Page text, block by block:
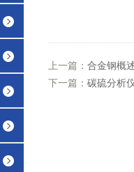
上一篇： 合金钢概
下一篇： 碳硫分析